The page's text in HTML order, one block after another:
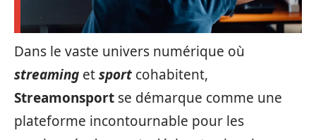
Dans le vaste univers numérique où
streaming etsport cohabitent,
Streamonsport se démarque comme une
plateforme incontournable pour les